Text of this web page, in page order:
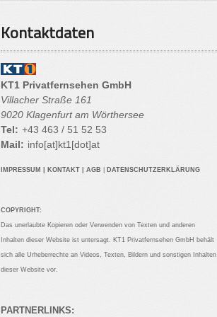
Kontaktdaten
KT1 Privatfernsehen GmbH
Villacher Straße 161
9020 Klagenfurt am Wörthersee
Tel: +43 463 / 51 52 53
Mail: info[at]kt1[dot]at
IMPRESSUM KONTAKT AGB DATENSCHUTZERKLÄRUNG
COPYRIGHT:
Das unerlaubte Kopieren oder Verwenden von Texten und anderen
Inhalten dieser Website ist untersagt. KT1 Privatfernsehen GmbH behält
sich alle Urheberrechte an Videos, Texten, Bildern und sonstigen Inhalten
dieser Website vor.
PARTNERLINKS: